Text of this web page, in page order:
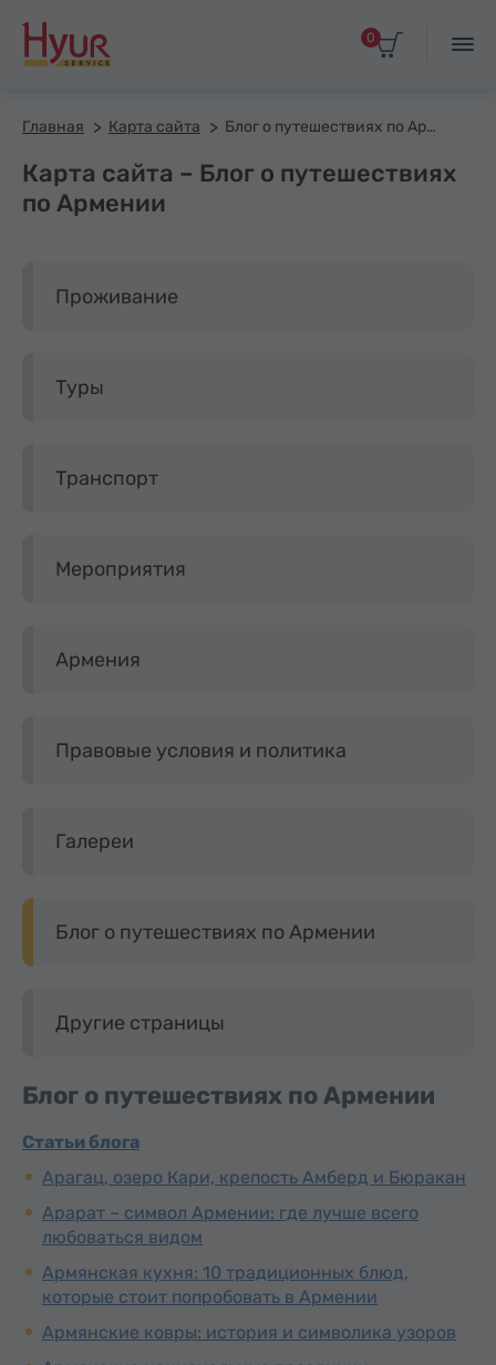
0
Главная Карта сайта Блог о путешествиях по Армении
Карта сайта – Блог о путешествиях
по Армении
Проживание
Туры
Транспорт
Мероприятия
Армения
Правовые условия и политика
Галереи
Блог о путешествиях по Армении
Другие страницы
Блог о путешествиях по Армении
Статьи блога
Арагац, озеро Кари, крепость Амберд и Бюракан
Арарат – символ Армении: где лучше всего
любоваться видом
Армянская кухня: 10 традиционных блюд,
которые стоит попробовать в Армении
Армянские ковры: история и символика узоров